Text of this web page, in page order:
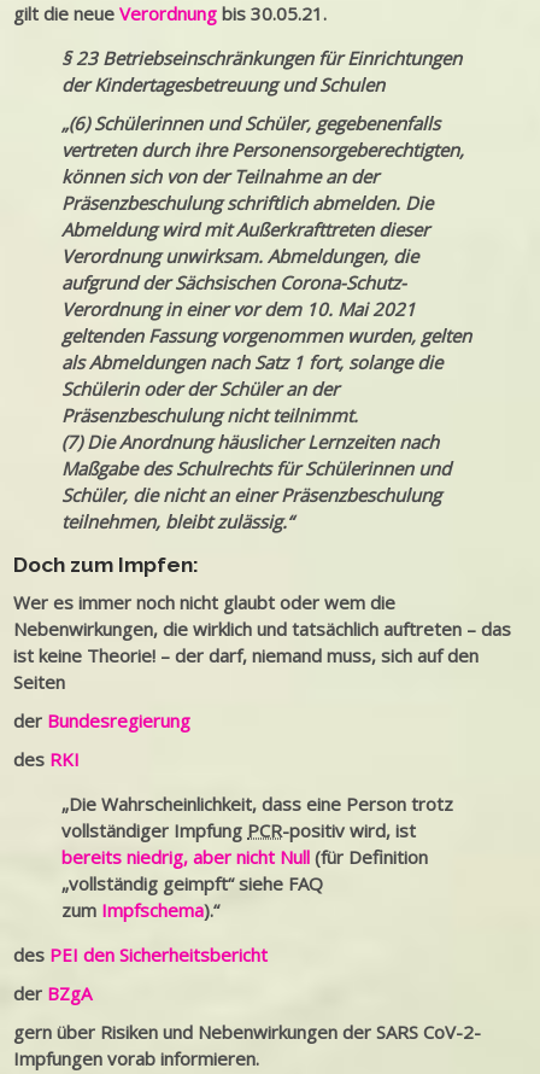
gilt die neueVerordnung bis 30.05.21.
§ 23 Betriebseinschränkungen für Einrichtungen
der Kindertagesbetreuung und Schulen
„(6) Schülerinnen und Schüler, gegebenenfalls
vertreten durch ihre Personensorgeberechtigten,
können sich von der Teilnahme an der
Präsenzbeschulung schriftlich abmelden. Die
Abmeldung wird mit Außerkrafttreten dieser
Verordnung unwirksam. Abmeldungen, die
aufgrund der Sächsischen Corona-Schutz-
Verordnung in einer vor dem 10. Mai 2021
geltenden Fassung vorgenommen wurden, gelten
als Abmeldungen nach Satz 1 fort, solange die
Schülerin oder der Schüler an der
Präsenzbeschulung nicht teilnimmt.
(7) Die Anordnung häuslicher Lernzeiten nach
Maßgabe des Schulrechts für Schülerinnen und
Schüler, die nicht an einer Präsenzbeschulung
teilnehmen, bleibt zulässig.“
Doch zum Impfen:
Wer es immer noch nicht glaubt oder wem die
Nebenwirkungen, die wirklich und tatsächlich auftreten – das
ist keine Theorie! – der darf, niemand muss, sich auf den
Seiten
der Bundesregierung
des RKI
„Die Wahrscheinlichkeit, dass eine Person trotz
vollständiger Impfung PCR-positiv wird, ist
bereits niedrig, aber nicht Null (für Definition
„vollständig geimpft“ siehe FAQ
zum Impfschema).“
des PEI den Sicherheitsbericht
der BZgA
gern über Risiken und Nebenwirkungen der SARS CoV-2-
Impfungen vorab informieren.